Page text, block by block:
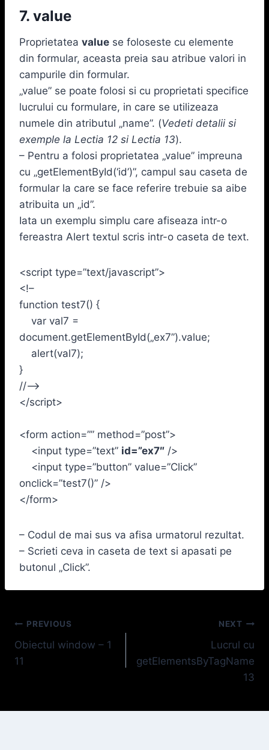
7. value
Proprietatea value se foloseste cu elemente
din formular, aceasta preia sau atribue valori in
campurile din formular.
„value” se poate folosi si cu proprietati specifice
lucrului cu formulare, in care se utilizeaza
numele din atributul „name”. (Vedeti detalii si
exemple la Lectia 12 si Lectia 13).
– Pentru a folosi proprietatea „value” impreuna
cu „getElementById(‘id’)”, campul sau caseta de
formular la care se face referire trebuie sa aibe
atribuita un „id”.
Iata un exemplu simplu care afiseaza intr-o
fereastra Alert textul scris intr-o caseta de text.
<script type=”text/javascript”>
<!–
function test7() {
var val7 =
document.getElementById(„ex7”).value;
alert(val7);
}
//–>
</script>
<form action=”” method=”post”>
<input type=”text” id=”ex7″ />
<input type=”button” value=”Click”
onclick=”test7()” />
</form>
– Codul de mai sus va afisa urmatorul rezultat.
– Scrieti ceva in caseta de text si apasati pe
butonul „Click”.
Navigare
în
PREVIOUS
Obiectul window – 1
11
NEXT
Lucrul cu
getElementsByTagName
13